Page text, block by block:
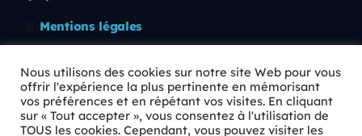
Mentions légales
🛡️ RGPD
Copyright © 2026 Animkids. Tous droits réservés.
Nous utilisons des cookies sur notre site Web pour vous
offrir l'expérience la plus pertinente en mémorisant
vos préférences et en répétant vos visites. En cliquant
sur « Tout accepter », vous consentez à l'utilisation de
TOUS les cookies. Cependant, vous pouvez visiter les